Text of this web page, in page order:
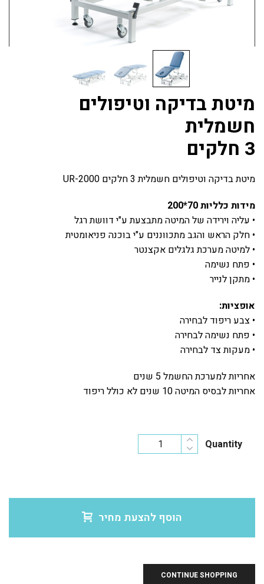
מיטת בדיקה וטיפולים
חשמלית
3 חלקים
מיטת בדיקה וטיפולים חשמלית 3 חלקים UR-2000
מידות כלליות 70*200
• עליה וירידה של המיטה מתבצעת ע"י דוושת רגל
• חלק הראש והגב מתכווננים ע"י בוכנה פניאומטית
• למיטה מערכת גלגלים אקצנטר
• פתח נשימה
• מתקן לנייר
אופציות:
• צבע ריפוד לבחירה
• פתח נשימה לבחירה
• מעקות צד לבחירה
אחריות למערכת החשמל 5 שנים
אחריות לבסיס המיטה 10 שנים לא כולל ריפוד
Quantity
הוסף להצעת מחיר
CONTINUE SHOPPING